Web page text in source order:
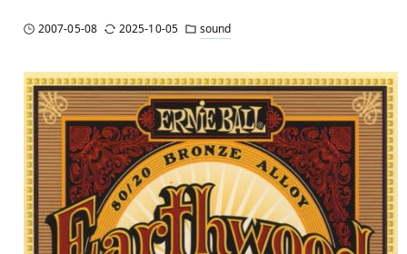
2007-05-08 2025-10-05 sound